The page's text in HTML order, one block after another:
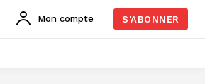
Mon compte S'ABONNER